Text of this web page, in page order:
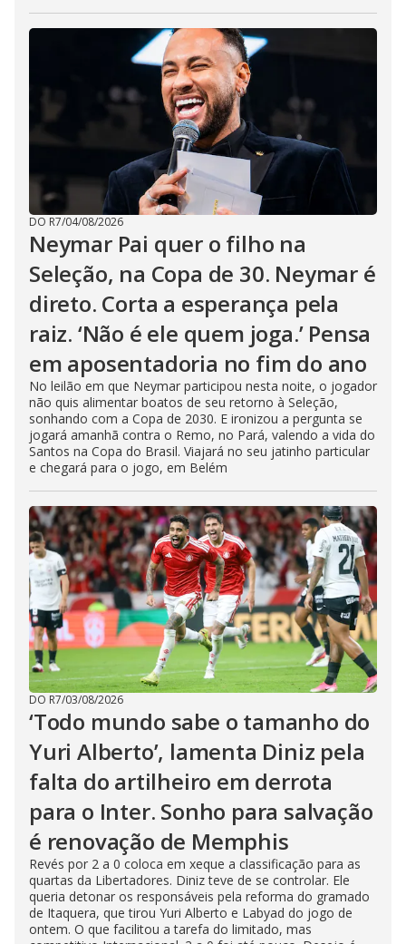
DO R7/04/08/2026
Neymar Pai quer o filho na
Seleção, na Copa de 30. Neymar é
direto. Corta a esperança pela
raiz. ‘Não é ele quem joga.’ Pensa
em aposentadoria no fim do ano
No leilão em que Neymar participou nesta noite, o jogador
não quis alimentar boatos de seu retorno à Seleção,
sonhando com a Copa de 2030. E ironizou a pergunta se
jogará amanhã contra o Remo, no Pará, valendo a vida do
Santos na Copa do Brasil. Viajará no seu jatinho particular
e chegará para o jogo, em Belém
DO R7/03/08/2026
‘Todo mundo sabe o tamanho do
Yuri Alberto’, lamenta Diniz pela
falta do artilheiro em derrota
para o Inter. Sonho para salvação
é renovação de Memphis
Revés por 2 a 0 coloca em xeque a classificação para as
quartas da Libertadores. Diniz teve de se controlar. Ele
queria detonar os responsáveis pela reforma do gramado
de Itaquera, que tirou Yuri Alberto e Labyad do jogo de
ontem. O que facilitou a tarefa do limitado, mas